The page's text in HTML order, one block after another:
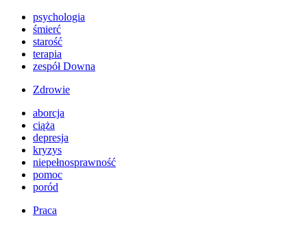
psychologia
śmierć
starość
terapia
zespół Downa
Zdrowie
aborcja
ciąża
depresja
kryzys
niepełnosprawność
pomoc
poród
Praca